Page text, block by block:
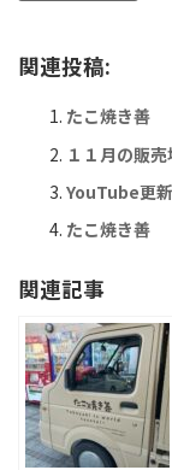
関連投稿:
たこ焼き善
１１月の販
YouTube更新
たこ焼き善
関連記事